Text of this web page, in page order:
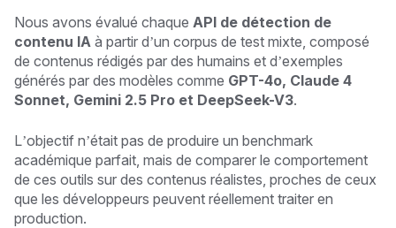
Nous avons évalué chaque API de détection de
contenu IA à partir d’un corpus de test mixte, composé
de contenus rédigés par des humains et d’exemples
générés par des modèles comme GPT-4o, Claude 4
Sonnet, Gemini 2.5 Pro et DeepSeek-V3.
L’objectif n’était pas de produire un benchmark
académique parfait, mais de comparer le comportement
de ces outils sur des contenus réalistes, proches de ceux
que les développeurs peuvent réellement traiter en
production.